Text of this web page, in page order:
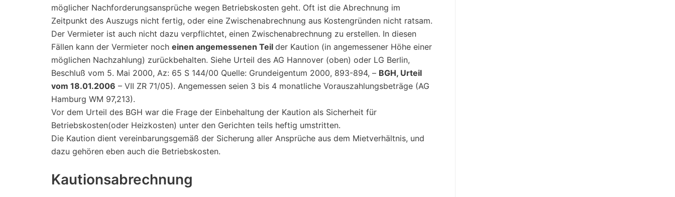
möglicher Nachforderungsansprüche wegen Betriebskosten geht. Oft ist die Abrechnung im
Zeitpunkt des Auszugs nicht fertig, oder eine Zwischenabrechnung aus Kostengründen nicht ratsam.
Der Vermieter ist auch nicht dazu verpflichtet, einen Zwischenabrechnung zu erstellen. In diesen
Fällen kann der Vermieter noch einen angemessenen Teil der Kaution (in angemessener Höhe einer
möglichen Nachzahlung) zurückbehalten. Siehe Urteil des AG Hannover (oben) oder LG Berlin,
Beschluß vom 5. Mai 2000, Az: 65 S 144/00 Quelle: Grundeigentum 2000, 893-894, – BGH, Urteil
vom 18.01.2006 – VII ZR 71/05). Angemessen seien 3 bis 4 monatliche Vorauszahlungsbeträge (AG
Hamburg WM 97,213).
Vor dem Urteil des BGH war die Frage der Einbehaltung der Kaution als Sicherheit für
Betriebskosten(oder Heizkosten) unter den Gerichten teils heftig umstritten.
Die Kaution dient vereinbarungsgemäß der Sicherung aller Ansprüche aus dem Mietverhältnis, und
dazu gehören eben auch die Betriebskosten.
Kautionsabrechnung